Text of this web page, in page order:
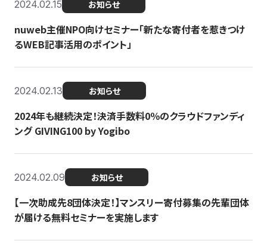
2024.02.15 お知らせ
nuweb主催NPO向けセミナー「新たな寄付者を惹きつけ
るWEB記事活用のポイント」
2024.02.13 お知らせ
2024年も継続決定！決済手数料0％のクラウドファンディ
ング GIVING100 by Yogibo
2024.02.09 お知らせ
【一次助成先8団体決定！】マンスリー寄付募集の先輩団体
が届ける無料セミナーを実施します